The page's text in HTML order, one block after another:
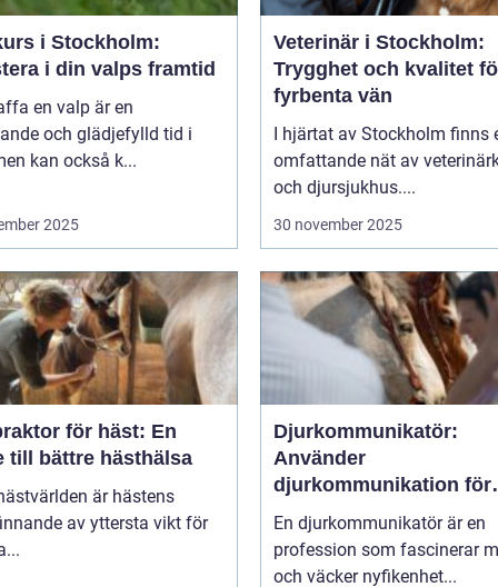
i Stockholm:
i din valps framtid
en valp är en
och glädjefylld tid i
kan också k...
2025
Veterinär i Stockholm:
Trygghet och kvalitet
fyrbenta vän
I hjärtat av Stockholm finns
omfattande nät av
och djursjukhus....
30 november 2025
för häst: En
till bättre hästhälsa
är hästens
av yttersta vikt för
Djurkommunikatör:
Använder
djurkommunikation för
behandling av djur
En djurkommunikatör är en
profession som fascinerar
och väcker nyfikenhet...